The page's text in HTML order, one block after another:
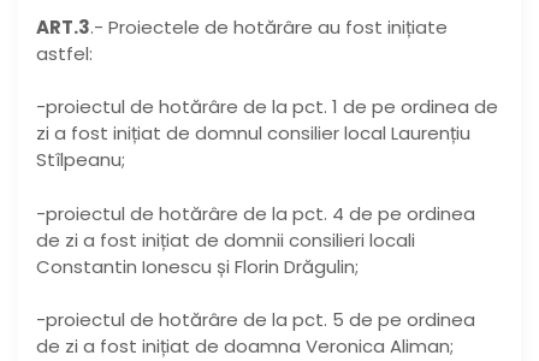
ART.3.- Proiectele de hotărâre au fost inițiate
astfel:
-proiectul de hotărâre de la pct. 1 de pe ordinea de
zi a fost inițiat de domnul consilier local Laurențiu
Stîlpeanu;
-proiectul de hotărâre de la pct. 4 de pe ordinea
de zi a fost inițiat de domnii consilieri locali
Constantin Ionescu și Florin Drăgulin;
-proiectul de hotărâre de la pct. 5 de pe ordinea
de zi a fost inițiat de doamna Veronica Aliman;